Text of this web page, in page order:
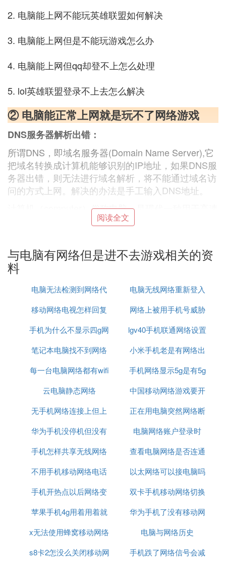
2. 电脑能上网不能玩英雄联盟如何解决
3. 电脑能上网但是不能玩游戏怎么办
4. 电脑能上网但qq却登不上怎么处理
5. lol英雄联盟登录不上去怎么解决
② 电脑能正常上网就是玩不了网络游戏
DNS服务器解析出错：
所谓DNS，即域名服务器(Domain Name Server),它
把域名转换成计算机能够识别的IP地址，如果DNS服
务器出错，则无法进行域名解析，将不能通过域名访
问的方式上网。解决的办法是手工输入DNS地址。
计算机（computer）俗称电脑，是现代一种用于高速
计算的电子计算机器，可以进行数值计算，又可以进
备。
发展历史
计算工具的演化经历了由简单到复杂、从低级到高级
的不同阶段，例如从“结绳记事”中的绳结到算筹、算
挥了各自的历史作用，同时也启发了现代电子计算机
的研制思想。
基础的电动制表机，用以储存计算资料。
1930年，美国科学家范内瓦·布什造出世界上首台模
拟电子计算机。
阅读全文
与电脑有网络但是进不去游戏相关的资
料
电脑无法检测到网络代
理
电脑无线网络重新登入
移动网络电视怎样回复
原来模式
网络上被用手机号威胁
怎么办
手机为什么不显示四g网
络怎么回事啊
lgv40手机联通网络设置
笔记本电脑找不到网络
适配器怎么办
小米手机老是有网络出
现问题
每一台电脑网络都有wifi
吗
手机网络显示5g是有5g
网吗
云电脑静态网络
中国移动网络游戏要开
加速器
无手机网络连接上但上
不了网
正在用电脑突然网络断
了
华为手机没停机但没有
网络
电脑网络账户登录时
手机怎样共享无线网络
连接电脑连接不上网
查看电脑网络是否连通
可以用什么命令
不用手机移动网络电话
以太网络可以接电脑吗
手机开热点以后网络变
差的原因
双卡手机移动网络切换
吗
苹果手机4g用着用着就
没网络了
华为手机了没有移动网
络信号怎么回事
x无法使用蜂窝移动网络
设置
电脑与网络历史
s8卡2怎没么关闭移动网
手机跌了网络信号会减